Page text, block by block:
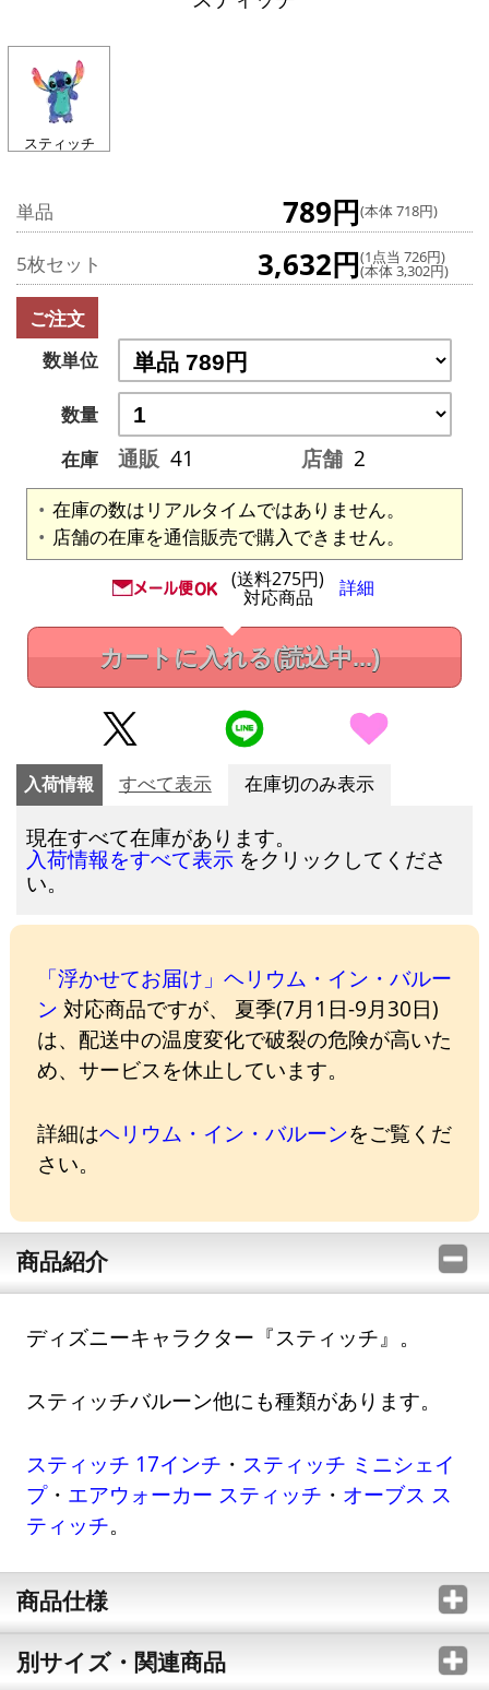
スティッチ
単品 789円(本体 718円)
5枚セット 3,632円(1点当 726円)
(本体 3,302円)
ご注文
数単位
数量
在庫
通販 41 店舗 2
在庫の数はリアルタイムではありません。
店舗の在庫を通信販売で購入できません。
(送料275円)
対応商品 詳細
カートに入れる(読込中...)
入荷情報 すべて表示 在庫切のみ表示
現在すべて在庫があります。
入荷情報をすべて表示 をクリックしてくださ
い。
「浮かせてお届け」ヘリウム・イン・バルー
ン 対応商品ですが、 夏季(7月1日-9月30日)
は、配送中の温度変化で破裂の危険が高いた
め、サービスを休止しています。
詳細はヘリウム・イン・バルーンをご覧くだ
さい。
商品紹介
ディズニーキャラクター『スティッチ』。
スティッチバルーン他にも種類があります。
スティッチ 17インチ ・ スティッチ ミニシェイ
プ・ エアウォーカー スティッチ ・ オーブス ス
ティッチ。
商品仕様
別サイズ・関連商品